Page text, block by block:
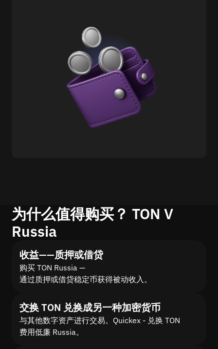
为什么值得购买？ TON V
Russia
收益——质押或借贷
购买 TON Russia —
通过质押或借贷稳定币获得被动收入。
交换 TON 兑换成另一种加密货币
与其他数字资产进行交易。Quickex - 兑换 TON
费用低廉 Russia。